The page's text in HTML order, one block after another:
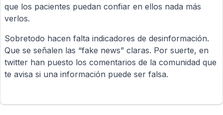
que los pacientes puedan confiar en ellos nada más
verlos.
Sobretodo hacen falta indicadores de desinformación.
Que se señalen las “fake news” claras. Por suerte, en
twitter han puesto los comentarios de la comunidad que
te avisa si una información puede ser falsa.